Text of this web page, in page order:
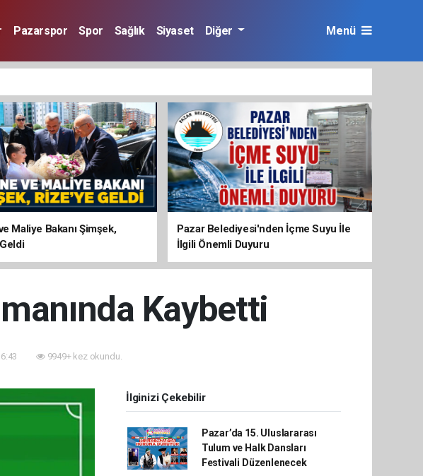
Pazarspor Spor Sağlık Siyaset Diğer Menü
Maliye Bakanı Şimşek,
Pazar Belediyesi'nden İçme Suyu İle
İlgili Önemli Duyuru
Kaybetti
9949+ kez okundu.
İlginizi Çekebilir
Pazar’da 15. Uluslararası
Tulum ve Halk Dansları
Festivali Düzenlenecek